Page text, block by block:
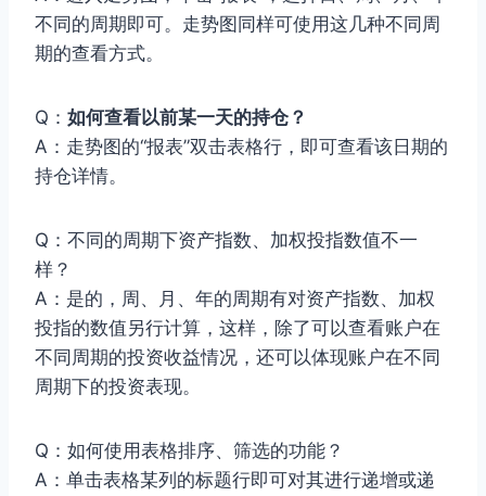
不同的周期即可。走势图同样可使用这几种不同周
期的查看方式。
Q： 如何查看以前某一天的持仓？
A：走势图的“报表”双击表格行，即可查看该日期的
持仓详情。
Q：不同的周期下资产指数、加权投指数值不一
样？
A：是的，周、月、年的周期有对资产指数、加权
投指的数值另行计算，这样，除了可以查看账户在
不同周期的投资收益情况，还可以体现账户在不同
周期下的投资表现。
Q：如何使用表格排序、筛选的功能？
A：单击表格某列的标题行即可对其进行递增或递